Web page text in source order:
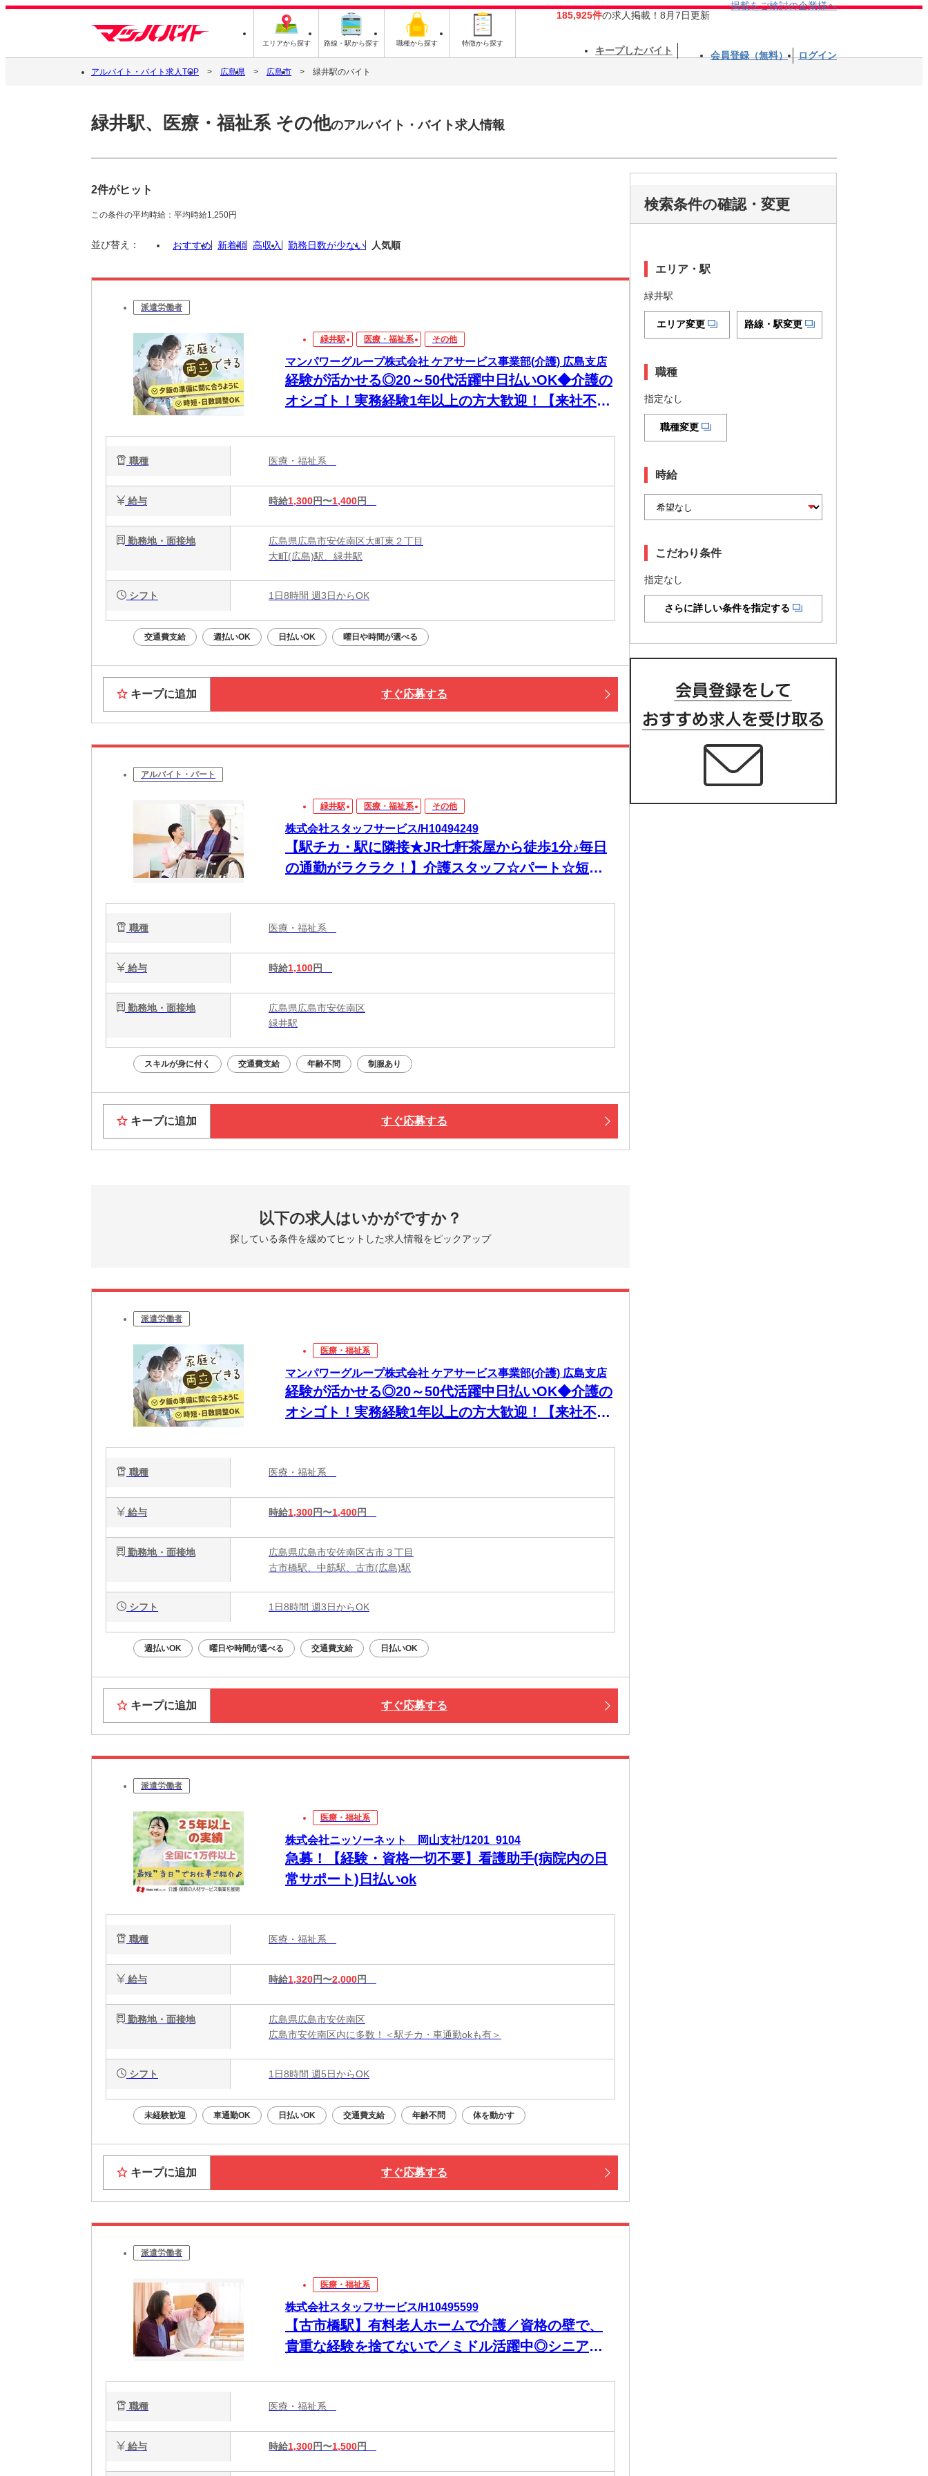
エリアから探す 路線・駅から探す 職種から探す 特徴から探す
185,925件の求人掲載！8月7日更新
掲載をご検討の企業様へ
キープしたバイト 会員登録（無料） ログイン
アルバイト・バイト求人TOP 広島県 広島市 緑井駅のバイト
緑井駅、医療・福祉系 その他のアルバイト・バイト求人情報
2件がヒット
この条件の平均時給：平均時給1,250円
並び替え： おすすめ 新着順 高収入 勤務日数が少ない 人気順
派遣労働者
緑井駅 医療・福祉系 その他
マンパワーグループ株式会社 ケアサービス事業部(介護) 広島支店
経験が活かせる◎20～50代活躍中日払いOK◆介護の
オシゴト！実務経験1年以上の方大歓迎！【来社不
職種 医療・福祉系
給与 時給1,300円〜1,400円
勤務地・面接地
広島県広島市安佐南区大町東２丁目
大町(広島)駅、緑井駅
シフト 1日8時間 週3日からOK
交通費支給 週払いOK 日払いOK 曜日や時間が選べる
キープに追加 すぐ応募する
アルバイト・パート
緑井駅 医療・福祉系 その他
株式会社スタッフサービス/H10494249
【駅チカ・駅に隣接★JR七軒茶屋から徒歩1分♪毎日
の通勤がラクラク！】介護スタッフ☆パート☆短時
職種 医療・福祉系
給与 時給1,100円
勤務地・面接地
広島県広島市安佐南区
緑井駅
スキルが身に付く 交通費支給 年齢不問 制服あり
キープに追加 すぐ応募する
以下の求人はいかがですか？
探している条件を緩めてヒットした求人情報をピックアップ
派遣労働者
医療・福祉系
マンパワーグループ株式会社 ケアサービス事業部(介護) 広島支店
経験が活かせる◎20～50代活躍中日払いOK◆介護の
オシゴト！実務経験1年以上の方大歓迎！【来社不
職種 医療・福祉系
給与 時給1,300円〜1,400円
勤務地・面接地
広島県広島市安佐南区古市３丁目
古市橋駅、中筋駅、古市(広島)駅
シフト 1日8時間 週3日からOK
週払いOK 曜日や時間が選べる 交通費支給 日払いOK
キープに追加 すぐ応募する
派遣労働者
医療・福祉系
株式会社ニッソーネット 岡山支社/1201_9104
急募！【経験・資格一切不要】看護助手(病院内の日
常サポート)日払いok
職種 医療・福祉系
給与 時給1,320円〜2,000円
勤務地・面接地
広島県広島市安佐南区
広島市安佐南区内に多数！＜駅チカ・車通勤okも有＞
シフト 1日8時間 週5日からOK
未経験歓迎 車通勤OK 日払いOK 交通費支給 年齢不問 体を動かす
キープに追加 すぐ応募する
派遣労働者
医療・福祉系
株式会社スタッフサービス/H10495599
【古市橋駅】有料老人ホームで介護／資格の壁で、
貴重な経験を捨てないで／ミドル活躍中◎シニア活
職種 医療・福祉系
給与 時給1,300円〜1,500円
検索条件の確認・変更
エリア・駅
緑井駅
エリア変更 路線・駅変更
職種
指定なし
職種変更
時給
こだわり条件
指定なし
さらに詳しい条件を指定する